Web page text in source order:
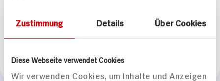
Zustimmung Details Über Cookies
Diese Webseite verwendet Cookies
Wir verwenden Cookies, um Inhalte und Anzeigen
Marke
Hipp